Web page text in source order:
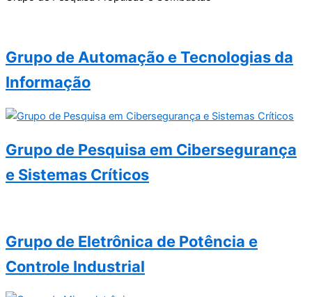
Grupo de Automação e Tecnologias da
Informação
Grupo de Pesquisa em Cibersegurança
e Sistemas Críticos
Grupo de Eletrônica de Potência e
Controle Industrial